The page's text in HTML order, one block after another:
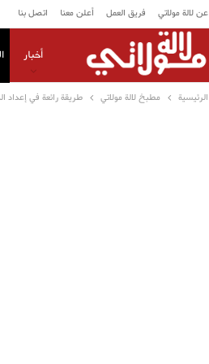
عن لالة مولاتي فريق العمل أعلن معنا اتصل بنا
أخبار
الرئيسية مطبخ لالة مولاتي طريقة رائعة في إعداد